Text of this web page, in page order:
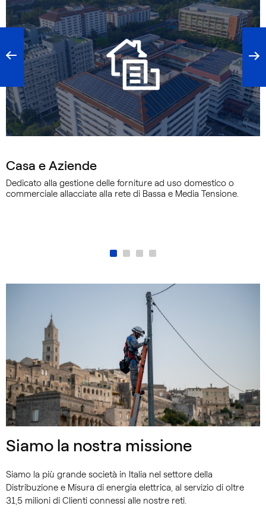
Casa e Aziende
Dedicato alla gestione delle forniture ad uso domestico o
commerciale allacciate alla rete di Bassa e Media Tensione.
Siamo la nostra missione
Siamo la più grande società in Italia nel settore della
Distribuzione e Misura di energia elettrica, al servizio di oltre
31,5 milioni di Clienti connessi alle nostre reti.